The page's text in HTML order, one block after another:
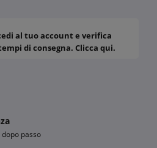
al tuo account e verifica
di consegna. Clicca qui.
passo